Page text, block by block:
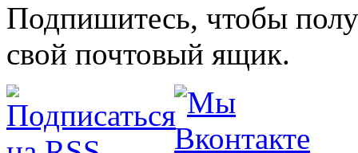
Подпишитесь, чтобы
свой почтовый ящик.